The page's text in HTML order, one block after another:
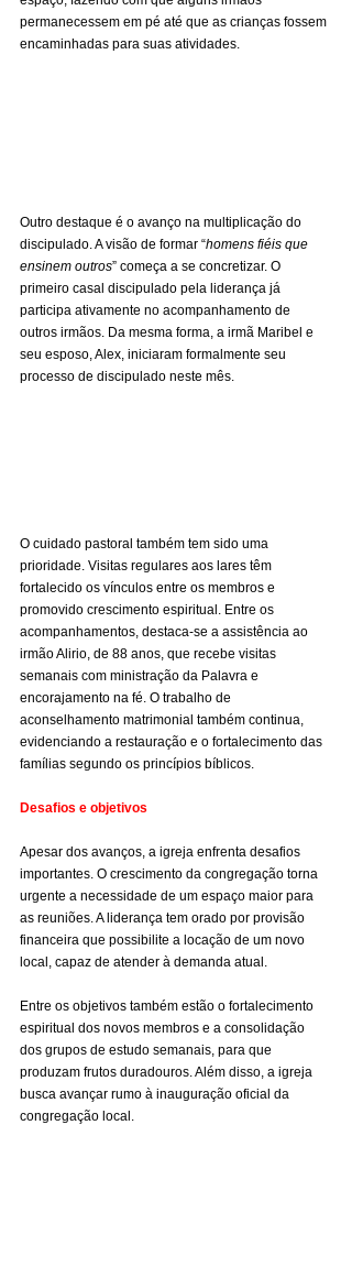
permanecessem em pé até que as crianças fossem
encaminhadas para suas atividades.
Outro destaque é o avanço na multiplicação do
discipulado. A visão de formar “homens fiéis que
ensinem outros” começa a se concretizar. O
primeiro casal discipulado pela liderança já
participa ativamente no acompanhamento de
outros irmãos. Da mesma forma, a irmã Maribel e
seu esposo, Alex, iniciaram formalmente seu
processo de discipulado neste mês.
O cuidado pastoral também tem sido uma
prioridade. Visitas regulares aos lares têm
fortalecido os vínculos entre os membros e
promovido crescimento espiritual. Entre os
acompanhamentos, destaca-se a assistência ao
irmão Alirio, de 88 anos, que recebe visitas
semanais com ministração da Palavra e
encorajamento na fé. O trabalho de
aconselhamento matrimonial também continua,
evidenciando a restauração e o fortalecimento das
famílias segundo os princípios bíblicos.
Desafios e objetivos
Apesar dos avanços, a igreja enfrenta desafios
importantes. O crescimento da congregação torna
urgente a necessidade de um espaço maior para
as reuniões. A liderança tem orado por provisão
financeira que possibilite a locação de um novo
local, capaz de atender à demanda atual.
Entre os objetivos também estão o fortalecimento
espiritual dos novos membros e a consolidação
dos grupos de estudo semanais, para que
produzam frutos duradouros. Além disso, a igreja
busca avançar rumo à inauguração oficial da
congregação local.